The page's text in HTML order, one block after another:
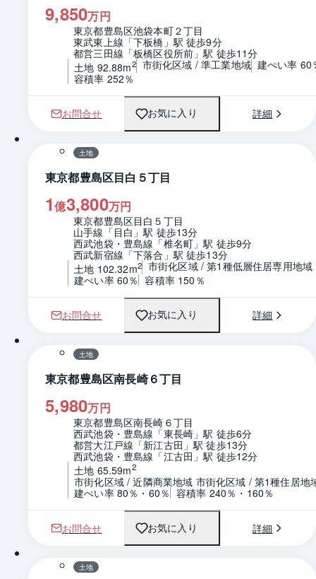
9,850万円
東京都豊島区池袋本町２丁目
東武東上線「下板橋」駅 徒歩9分
都営三田線「板橋区役所前」駅 徒歩11分
土地 92.88m2 市街化区域 / 準工業地域 建ぺい率 60
容積率 252％
お問合せ お気に入り 詳細
1 / 0 区画図
土地
東京都豊島区目白５丁目
1億3,800万円
東京都豊島区目白５丁目
山手線「目白」駅 徒歩13分
西武池袋・豊島線「椎名町」駅 徒歩9分
西武新宿線「下落合」駅 徒歩13分
土地 102.32m2 市街化区域 / 第1種低層住居専用地域
建ぺい率 60％ 容積率 150％
お問合せ お気に入り 詳細
1 / 0 区画図
土地
東京都豊島区南長崎６丁目
5,980万円
東京都豊島区南長崎６丁目
西武池袋・豊島線「東長崎」駅 徒歩6分
都営大江戸線「新江古田」駅 徒歩13分
西武池袋・豊島線「江古田」駅 徒歩12分
土地 65.59m2
市街化区域 / 近隣商業地域 市街化区域 / 第1種住居地
建ぺい率 80％・60％ 容積率 240％・160％
お問合せ お気に入り 詳細
1 / 0 区画図
土地